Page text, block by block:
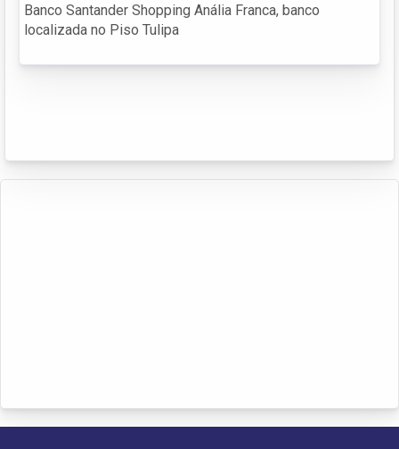
Banco Santander Shopping Anália Franca, banco
localizada no Piso Tulipa